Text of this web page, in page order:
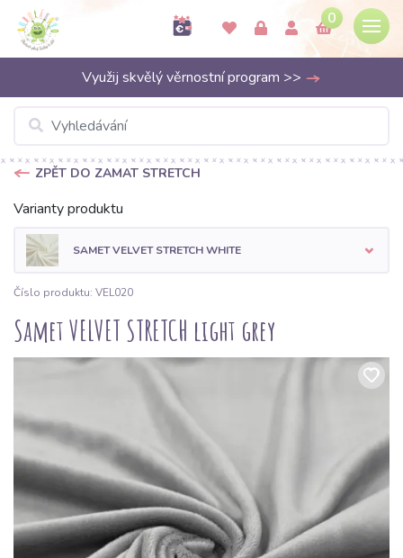
0
Využij skvělý věrnostní program >>
ZPĚT DO ZAMAT STRETCH
Varianty produktu
SAMET VELVET STRETCH WHITE
Číslo produktu: VEL020
Samet VELVET STRETCH light grey